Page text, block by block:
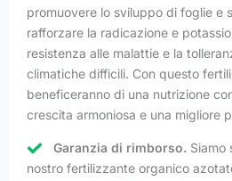
promuovere lo sviluppo di foglie e
rafforzare la radicazione e
resistenza alle malattie e la
climatiche difficili. Con questo
beneficeranno di una nutrizione
crescita armoniosa e una migliore
Garanzia di rimborso. Siamo
nostro fertilizzante organico